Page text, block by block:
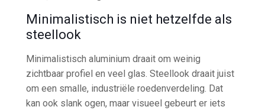
Minimalistisch is niet hetzelfde als
steellook
Minimalistisch aluminium draait om weinig
zichtbaar profiel en veel glas. Steellook draait juist
om een smalle, industriële roedenverdeling. Dat
kan ook slank ogen, maar visueel gebeurt er iets